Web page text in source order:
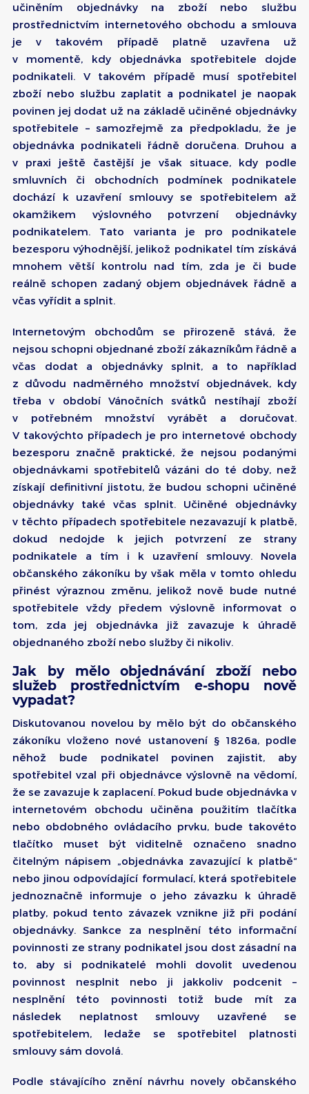
učiněním objednávky na zboží nebo službu
prostřednictvím internetového obchodu a smlouva
je v takovém případě platně uzavřena už
v momentě, kdy objednávka spotřebitele dojde
podnikateli. V takovém případě musí spotřebitel
zboží nebo službu zaplatit a podnikatel je naopak
povinen jej dodat už na základě učiněné objednávky
spotřebitele – samozřejmě za předpokladu, že je
objednávka podnikateli řádně doručena. Druhou a
v praxi ještě častější je však situace, kdy podle
smluvních či obchodních podmínek podnikatele
dochází k uzavření smlouvy se spotřebitelem až
okamžikem výslovného potvrzení objednávky
podnikatelem. Tato varianta je pro podnikatele
bezesporu výhodnější, jelikož podnikatel tím získává
mnohem větší kontrolu nad tím, zda je či bude
reálně schopen zadaný objem objednávek řádně a
včas vyřídit a splnit.
Internetovým obchodům se přirozeně stává, že
nejsou schopni objednané zboží zákazníkům řádně a
včas dodat a objednávky splnit, a to například
z důvodu nadměrného množství objednávek, kdy
třeba v období Vánočních svátků nestíhají zboží
v potřebném množství vyrábět a doručovat.
V takovýchto případech je pro internetové obchody
bezesporu značně praktické, že nejsou podanými
objednávkami spotřebitelů vázáni do té doby, než
získají definitivní jistotu, že budou schopni učiněné
objednávky také včas splnit. Učiněné objednávky
v těchto případech spotřebitele nezavazují k platbě,
dokud nedojde k jejich potvrzení ze strany
podnikatele a tím i k uzavření smlouvy. Novela
občanského zákoníku by však měla v tomto ohledu
přinést výraznou změnu, jelikož nově bude nutné
spotřebitele vždy předem výslovně informovat o
tom, zda jej objednávka již zavazuje k úhradě
objednaného zboží nebo služby či nikoliv.
Jak by mělo objednávání zboží nebo
služeb prostřednictvím e-shopu nově
vypadat?
Diskutovanou novelou by mělo být do občanského
zákoníku vloženo nové ustanovení § 1826a, podle
něhož bude podnikatel povinen zajistit, aby
spotřebitel vzal při objednávce výslovně na vědomí,
že se zavazuje k zaplacení. Pokud bude objednávka v
internetovém obchodu učiněna použitím tlačítka
nebo obdobného ovládacího prvku, bude takovéto
tlačítko muset být viditelně označeno snadno
čitelným nápisem „objednávka zavazující k platbě“
nebo jinou odpovídající formulací, která spotřebitele
jednoznačně informuje o jeho závazku k úhradě
platby, pokud tento závazek vznikne již při podání
objednávky. Sankce za nesplnění této informační
povinnosti ze strany podnikatel jsou dost zásadní na
to, aby si podnikatelé mohli dovolit uvedenou
povinnost nesplnit nebo ji jakkoliv podcenit –
nesplnění této povinnosti totiž bude mít za
následek neplatnost smlouvy uzavřené se
spotřebitelem, ledaže se spotřebitel platnosti
smlouvy sám dovolá.
Podle stávajícího znění návrhu novely občanského